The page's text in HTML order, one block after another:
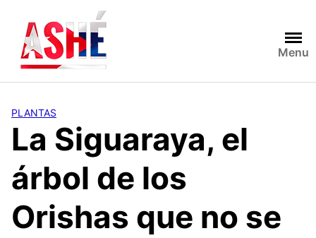
contenido
Menu
PLANTAS
La Siguaraya, el
árbol de los
Orishas que no se